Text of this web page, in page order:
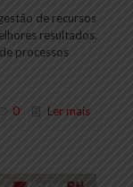
de recursos
resultados.
processos
0 Ler mais